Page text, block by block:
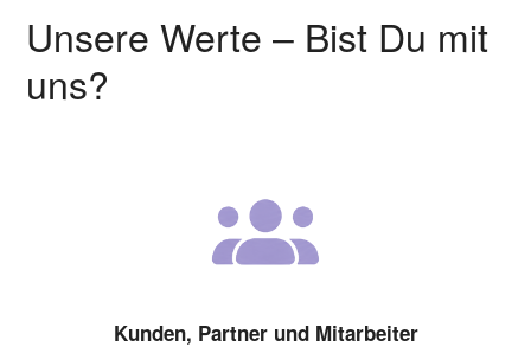
Unsere Werte – Bist Du mit
uns?
Kunden, Partner und Mitarbeiter